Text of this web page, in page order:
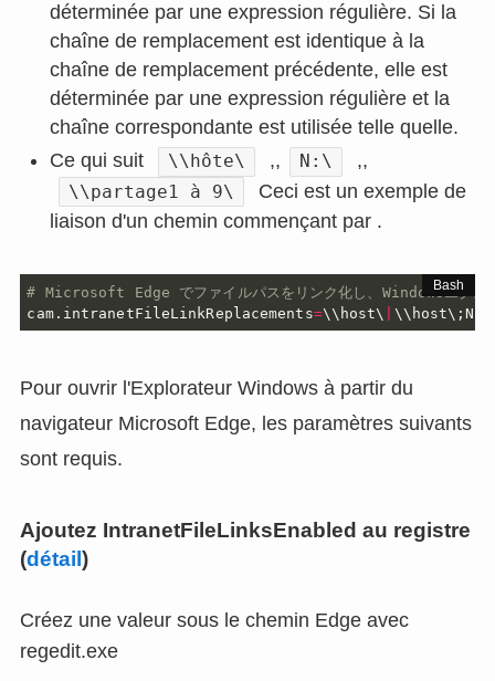
déterminée par une expression régulière. Si la
chaîne de remplacement est identique à la
chaîne de remplacement précédente, elle est
déterminée par une expression régulière et la
chaîne correspondante est utilisée telle quelle.
Ce qui suit
\\hôte\ ,, N:\ ,,
\\partage1 à 9\
Ceci est un exemple de
liaison d'un chemin commençant par .
# Microsoft Edge でファイルパスをリンク化し、Windowsエク
cam.intranetFileLinkReplacements=\\host\ \\host\ ;N:\
Pour ouvrir l'Explorateur Windows à partir du
navigateur Microsoft Edge, les paramètres suivants
sont requis.
Ajoutez IntranetFileLinksEnabled au registre
(détail )
Créez une valeur sous le chemin Edge avec
regedit.exe